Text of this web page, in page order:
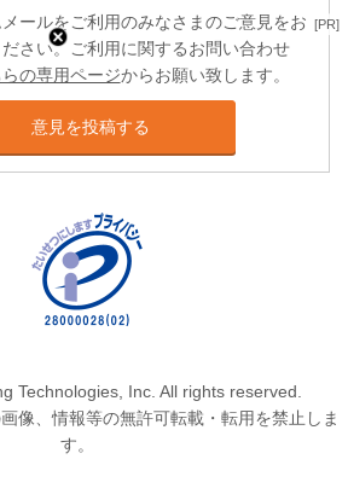
[PR]
メールをご利用のみなさまのご意見をお
さい。ご利用に関するお問い合わせ
らの専用ページからお願い致します。
意見を投稿する
Technologies, Inc. All rights reserved.
像、情報等の無許可転載・転用を禁止しま
す。